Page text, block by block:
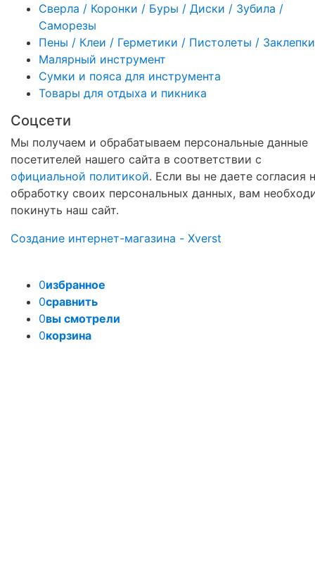
Сверла / Коронки / Буры / Диски / Зубила /
Саморезы
Пены / Клеи / Герметики / Пистолеты / Заклепки
Малярный инструмент
Сумки и пояса для инструмента
Товары для отдыха и пикника
Соцсети
Мы получаем и обрабатываем персональные данные
посетителей нашего сайта в соответствии с
официальной политикой. Если вы не даете согласия
обработку своих персональных данных, вам
покинуть наш сайт.
Создание интернет-магазина - Xverst
0избранное
0сравнить
0вы смотрели
0корзина